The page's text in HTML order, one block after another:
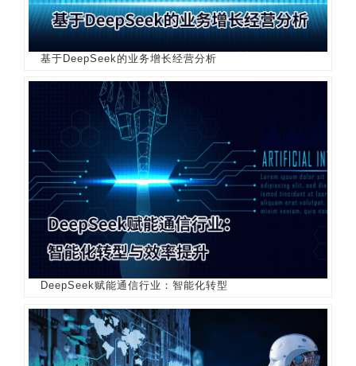
基于DeepSeek的业务增长经营分析
DeepSeek赋能通信行业：智能化转型